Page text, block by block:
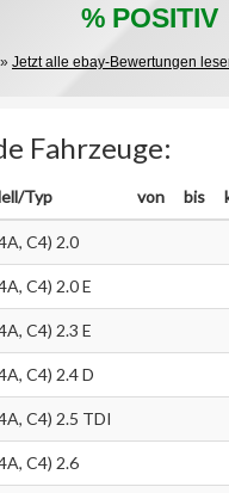
% POSITIV
» Jetzt alle ebay-Bewertungen
Fahrzeuge:
Typ von bis
C4) 2.0
C4) 2.0 E
C4) 2.3 E
C4) 2.4 D
C4) 2.5 TDI
C4) 2.6